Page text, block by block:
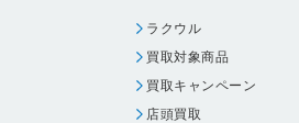
ラクウル
買取対象商品
買取キャンペーン
店頭買取